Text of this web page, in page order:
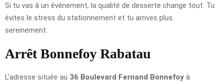
Si tu vas à un événement, la qualité de desserte change tout. Tu
évites le stress du stationnement et tu arrives plus
sereinement.
Arrêt Bonnefoy Rabatau
L’adresse située au 36 Boulevard Fernand Bonnefoy à